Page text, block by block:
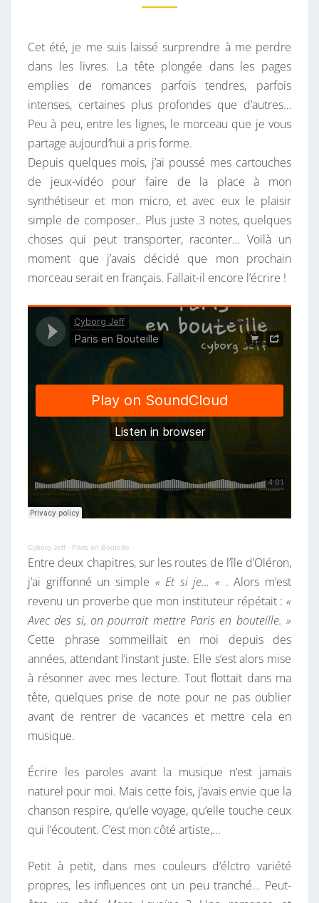
S
N
B
O
U
T
E
I
L
L
E
A
I
R
E
Cet été, je me suis laissé surprendre à me perdre
dans les livres. La tête plongée dans les pages
emplies de romances parfois tendres, parfois
intenses, certaines plus profondes que d’autres…
Peu à peu, entre les lignes, le morceau que je vous
partage aujourd’hui a pris forme.
Depuis quelques mois, j’ai poussé mes cartouches
de jeux-vidéo pour faire de la place à mon
synthétiseur et mon micro, et avec eux le plaisir
simple de composer.. Plus juste 3 notes, quelques
choses qui peut transporter, raconter… Voilà un
moment que j’avais décidé que mon prochain
morceau serait en français. Fallait-il encore l’écrire !
Cyborg Jeff · Paris en Bouteille
Entre deux chapitres, sur les routes de l’île d’Oléron,
j’ai griffonné un simple « Et si je… « . Alors m’est
revenu un proverbe que mon instituteur répétait : «
Avec des si, on pourrait mettre Paris en bouteille. »
Cette phrase sommeillait en moi depuis des
années, attendant l’instant juste. Elle s’est alors mise
à résonner avec mes lecture. Tout flottait dans ma
tête, quelques prise de note pour ne pas oublier
avant de rentrer de vacances et mettre cela en
musique.
Écrire les paroles avant la musique n’est jamais
naturel pour moi. Mais cette fois, j’avais envie que la
chanson respire, qu’elle voyage, qu’elle touche ceux
qui l’écoutent. C’est mon côté artiste,…
Petit à petit, dans mes couleurs d’élctro variété
propres, les influences ont un peu tranché… Peut-